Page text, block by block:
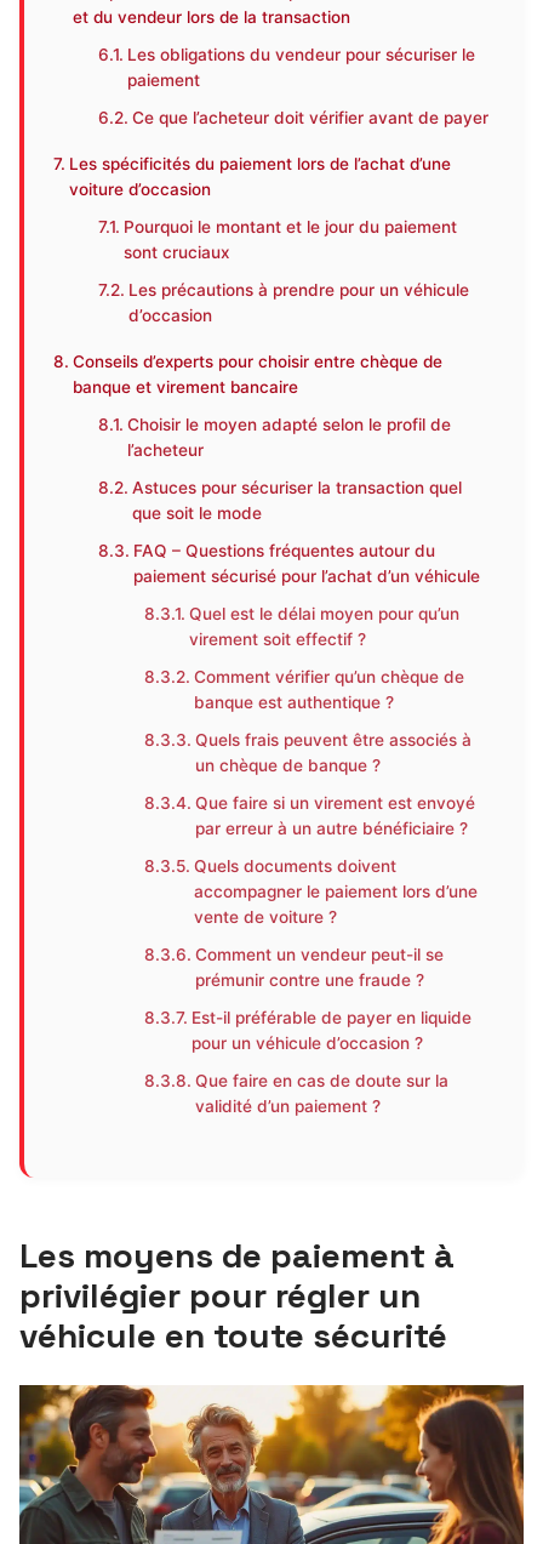
et du vendeur lors de la transaction
Les obligations du vendeur pour sécuriser le
paiement
Ce que l’acheteur doit vérifier avant de payer
Les spécificités du paiement lors de l’achat d’une
voiture d’occasion
Pourquoi le montant et le jour du paiement
sont cruciaux
Les précautions à prendre pour un véhicule
d’occasion
Conseils d’experts pour choisir entre chèque de
banque et virement bancaire
Choisir le moyen adapté selon le profil de
l’acheteur
Astuces pour sécuriser la transaction quel
que soit le mode
FAQ – Questions fréquentes autour du
paiement sécurisé pour l’achat d’un véhicule
Quel est le délai moyen pour qu’un
virement soit effectif ?
Comment vérifier qu’un chèque de
banque est authentique ?
Quels frais peuvent être associés à
un chèque de banque ?
Que faire si un virement est envoyé
par erreur à un autre bénéficiaire ?
Quels documents doivent
accompagner le paiement lors d’une
vente de voiture ?
Comment un vendeur peut-il se
prémunir contre une fraude ?
Est-il préférable de payer en liquide
pour un véhicule d’occasion ?
Que faire en cas de doute sur la
validité d’un paiement ?
Les moyens de paiement à
privilégier pour régler un
véhicule en toute sécurité